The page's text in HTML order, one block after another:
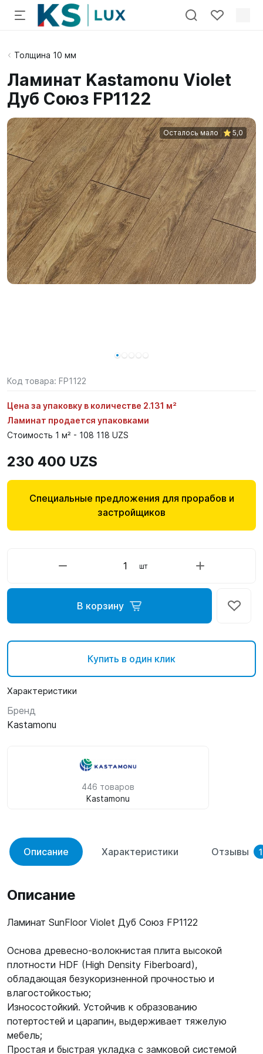
Толщина 10 мм
Ламинат Kastamonu Violet
Дуб Союз FP1122
Осталось мало 5,0
Код товара: FP1122
Цена за упаковку в количестве 2.131 м²
Ламинат продается упаковками
Стоимость 1 м² - 108 118 UZS
230 400 UZS
Специальные предложения для прорабов и
застройщиков
шт
В корзину
Купить в один клик
Характеристики
Бренд
Kastamonu
446 товаров
Kastamonu
Описание Характеристики Отзывы 1
Описание
Ламинат SunFloor Violet Дуб Союз FP1122
Основа древесно-волокнистая плита высокой
плотности HDF (High Density Fiberboard),
обладающая безукоризненной прочностью и
влагостойкостью;
Износостойкий. Устойчив к образованию
потертостей и царапин, выдерживает тяжелую
мебель;
Простая и быстрая укладка с замковой системой